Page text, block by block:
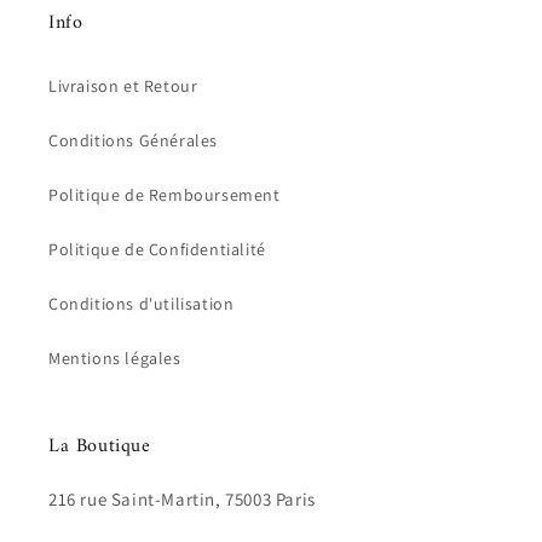
Info
Livraison et Retour
Conditions Générales
Politique de Remboursement
Politique de Confidentialité
Conditions d'utilisation
Mentions légales
La Boutique
216 rue Saint-Martin, 75003 Paris